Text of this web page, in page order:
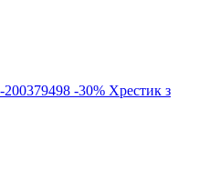
-30% Хрестик з